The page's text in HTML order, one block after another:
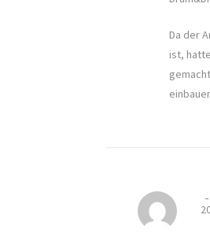
Da der
ist,